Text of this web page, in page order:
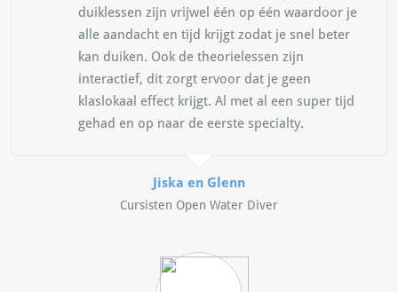
duiklessen zijn vrijwel één op één waardoor je
alle aandacht en tijd krijgt zodat je snel beter
kan duiken. Ook de theorielessen zijn
interactief, dit zorgt ervoor dat je geen
klaslokaal effect krijgt. Al met al een super tijd
gehad en op naar de eerste specialty.
Jiska en Glenn
Cursisten Open Water Diver